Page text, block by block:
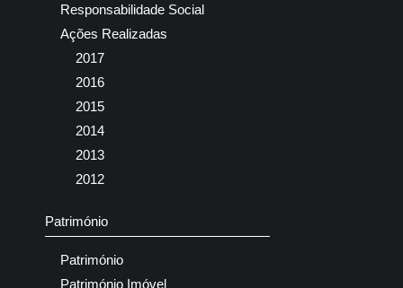
Responsabilidade Social
Ações Realizadas
2017
2016
2015
2014
2013
2012
Património
Património
Património Imóvel